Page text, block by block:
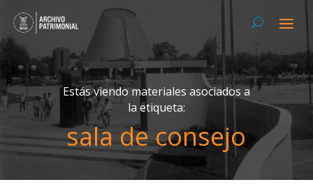
Estás viendo materiales asociados a
la etiqueta:
sala de consejo